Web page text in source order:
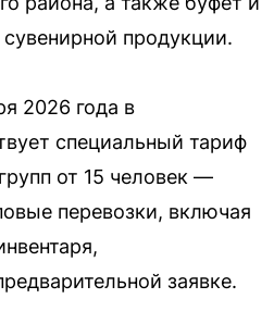
продукции.
2026 года в
специальный тариф
от 15 человек —
перевозки, включая
заявке.